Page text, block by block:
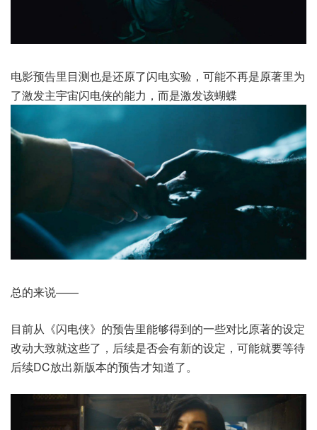
电影预告里目测也是还原了闪电实验，可能不再是原著里为
了激发主宇宙闪电侠的能力，而是激发该蝴蝶
总的来说——
目前从《闪电侠》的预告里能够得到的一些对比原著的设定
改动大致就这些了，后续是否会有新的设定，可能就要等待
后续DC放出新版本的预告才知道了。